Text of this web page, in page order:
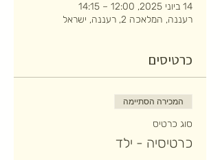
14 ביוני 2025, 12:00 – 14:15
רעננה, המלאכה 2, רעננה, ישראל
כרטיסים
המכירה הסתיימה
סוג כרטיס
כרטיסיה - ילד